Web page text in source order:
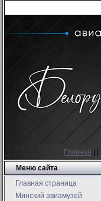
Главная
Меню сайта
Главная страница
Минский авиамузей